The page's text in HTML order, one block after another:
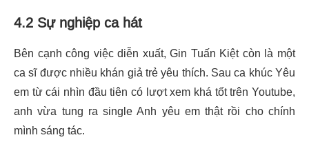
4.2 Sự nghiệp ca hát
Bên cạnh công việc diễn xuất, Gin Tuấn Kiệt còn là một
ca sĩ được nhiều khán giả trẻ yêu thích. Sau ca khúc Yêu
em từ cái nhìn đầu tiên có lượt xem khá tốt trên Youtube,
anh vừa tung ra single Anh yêu em thật rồi cho chính
mình sáng tác.